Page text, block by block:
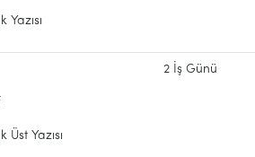
Yazısı
Üst Yazısı
2 İş Günü